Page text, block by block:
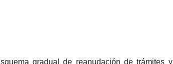
gradual de reanudación de trámites y